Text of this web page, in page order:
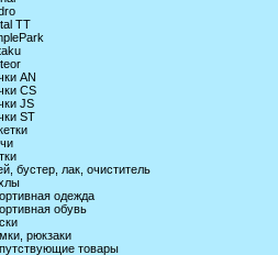
TT
AN
CS
JS
ST
бустер, лак, очиститель
одежда
обувь
рюкзаки
товары